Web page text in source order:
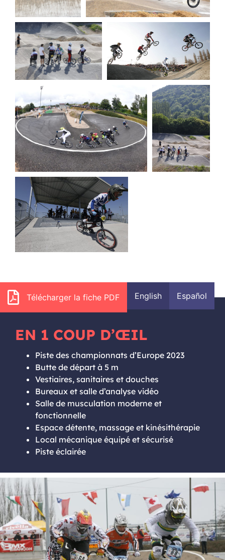
Télécharger la fiche PDF English Español
EN 1 COUP D’ŒIL
Piste des championnats d’Europe 2023
Butte de départ à 5 m
Vestiaires, sanitaires et douches
Bureaux et salle d’analyse vidéo
Salle de musculation moderne et
fonctionnelle
Espace détente, massage et kinésithérapie
Local mécanique équipé et sécurisé
Piste éclairée